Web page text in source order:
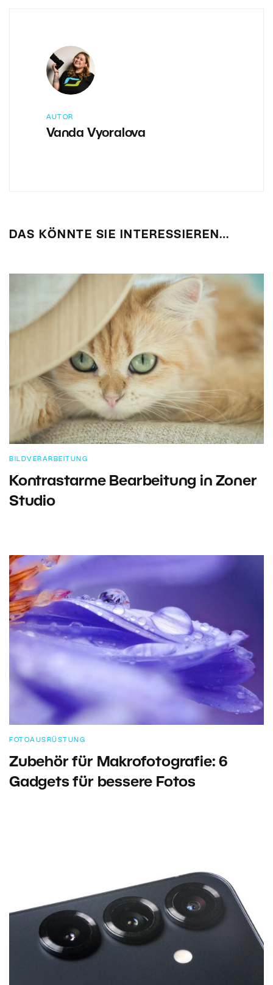
AUTOR
Vanda Vyoralova
DAS KÖNNTE SIE INTERESSIEREN…
BILDVERARBEITUNG
Kontrastarme Bearbeitung in Zoner
Studio
FOTOAUSRÜSTUNG
Zubehör für Makrofotografie: 6
Gadgets für bessere Fotos